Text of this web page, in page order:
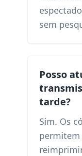
sem
Posso
tarde?
Sim. Os